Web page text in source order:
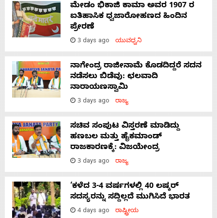
ಮೇಡಂ ಭಿಕಾಜಿ ಕಾಮಾ ಅವರ 1907 ರ
ಐತಿಹಾಸಿಕ ಧ್ವಜಾರೋಹಣದ ಹಿಂದಿನ
ಪ್ರೇರಣೆ
3 days ago ಯುವಧ್ವನಿ
ನಾಗೇಂದ್ರ ರಾಜೀನಾಮೆ ಕೊಡದಿದ್ದರೆ ಸದನ
ನಡೆಸಲು ಬಿಡೆವು: ಛಲವಾದಿ
ನಾರಾಯಣಸ್ವಾಮಿ
3 days ago ರಾಜ್ಯ
ಸಚಿವ ಸಂಪುಟ ವಿಸ್ತರಣೆ ಮಾಡಿದ್ದು
ಹಣಬಲ ಮತ್ತು ಹೈಕಮಾಂಡ್
ರಾಜಕಾರಣಕ್ಕೆ: ವಿಜಯೇಂದ್ರ
3 days ago ರಾಜ್ಯ
‘ಕಳೆದ 3-4 ವರ್ಷಗಳಲ್ಲಿ 40 ಲಷ್ಕರ್
ಸದಸ್ಯರನ್ನು ಸದ್ದಿಲ್ಲದೆ ಮುಗಿಸಿದೆ ಭಾರತ
4 days ago ರಾಷ್ಟ್ರೀಯ